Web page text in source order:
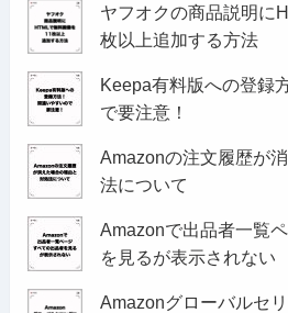
ヤフオクの商品説明に
枚以上追加する方法
Keepa有料版への登録
で要注意！
Amazonの注文履歴が
法について
Amazonで出品者一覧
を見るが表示されない
Amazonグローバルセ